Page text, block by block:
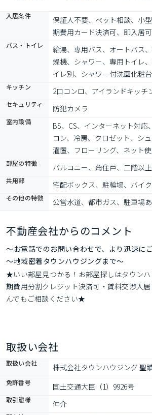
入居条件
保証人不要、ペット相談、小
期費用カード決済可、即入居可
バス・トイレ
給湯、専用バス、オートバス
燥機、シャワー、専用トイレ
イレ別、シャワー付洗面化粧
キッチン 2口コンロ、アイランドキッチ
セキュリティ 防犯カメラ
室内設備
BS、CS、インターネット対
コン、冷房、クロゼット、シ
濯置、フローリング、ネット
部屋の特徴 バルコニー、角住戸、二階以
共用部 宅配ボックス、駐輪場、バイ
その他の特徴 公営水道、都市ガス、駐車場
不動産会社からのコメント
～お電話でのお問い合わせで、より迅速に
～地域密着タウンハウジングまで～
★いい部屋見つかる！お部屋探しはタウン
期費用分割クレジット決済可・賃料交渉入
んでもご相談ください★
取扱い会社
取扱い会社 株式会社タウンハウジング 聖
免許番号 国土交通大臣（1）9926号
取引態様 仲介